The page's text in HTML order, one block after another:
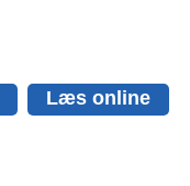
Læs online